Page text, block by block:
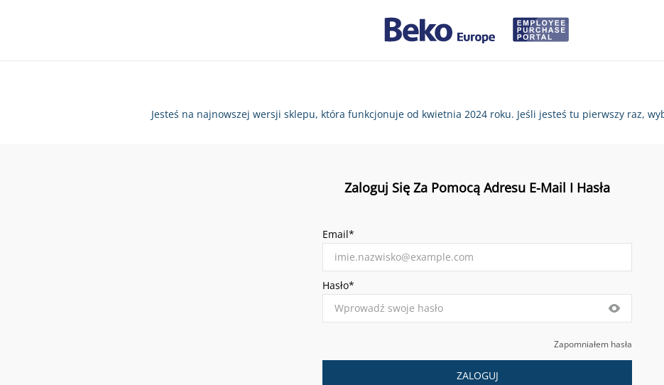
Jesteś na najnowszej wersji sklepu, która funkcjonuje od kwietnia 2024 roku. Jeśli jesteś tu pierwszy raz,
Zaloguj Się Za Pomocą Adresu E-Mail I Hasła
Email*
Hasło*
Zapomniałem hasła
ZALOGUJ